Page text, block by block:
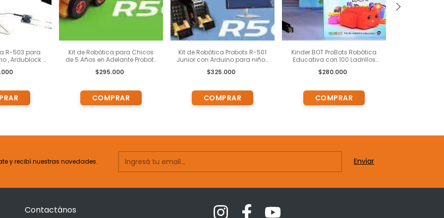
R-503 para
, Ardublock y
13 años en
Kit de Robótica para Chicos
de 5 Años en Adelante Probots
Pedagógicas + Capacitación
$295.000
Kit de Robótica Probots R-501
Junior con Arduino para niños
Plataforma TOMI Digital
$325.000
Kinder BOT ProBots Robótica
Educativa con 100 Ladrillos
Números, Bluetooth, Control
Programas.
$280.000
y recibí nuestras novedades.
Contactános